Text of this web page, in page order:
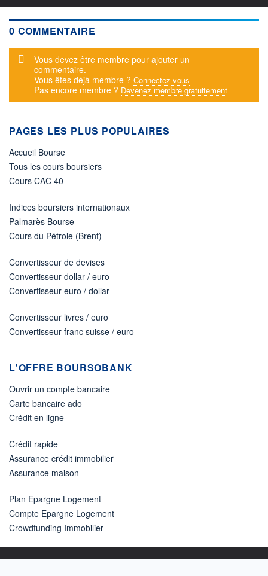
0 COMMENTAIRE
Message d'alerte
Vous devez être membre pour ajouter un
commentaire.
Vous êtes déjà membre ? Connectez-vous
Pas encore membre ? Devenez membre gratuitement
PAGES LES PLUS POPULAIRES
Accueil Bourse
Tous les cours boursiers
Cours CAC 40
Indices boursiers internationaux
Palmarès Bourse
Cours du Pétrole (Brent)
Convertisseur de devises
Convertisseur dollar / euro
Convertisseur euro / dollar
Convertisseur livres / euro
Convertisseur franc suisse / euro
L'OFFRE BOURSOBANK
Ouvrir un compte bancaire
Carte bancaire ado
Crédit en ligne
Crédit rapide
Assurance crédit immobilier
Assurance maison
Plan Epargne Logement
Compte Epargne Logement
Crowdfunding Immobilier